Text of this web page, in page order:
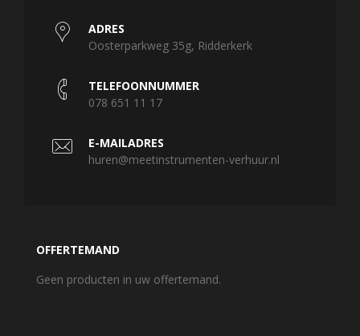
ADRES
Oosterparkweg 35g, Ridderkerk
TELEFOONNUMMER
078 651 11 17
E-MAILADRES
huren@meetinstrumenten-verhuur.nl
OFFERTEMAND
Geen producten in uw offertemand.